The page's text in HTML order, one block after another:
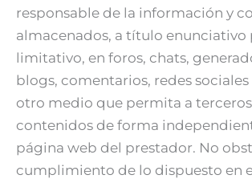
responsable de la información y
almacenados, a título enunciativo
limitativo, en foros, chats,
blogs, comentarios, redes
otro medio que permita a
contenidos de forma
página web del prestador. No
cumplimiento de lo dispuesto en el